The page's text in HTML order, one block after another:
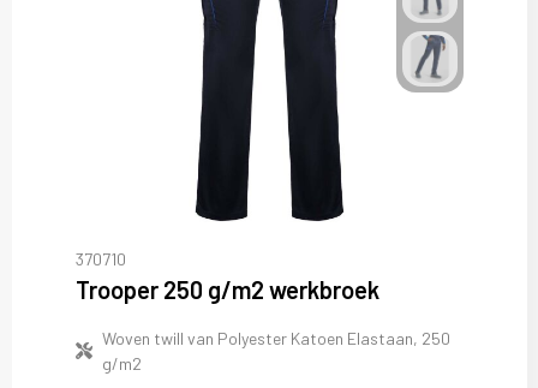
370710
Trooper 250 g/m2 werkbroek
Woven twill van Polyester Katoen Elastaan, 250
g/m2